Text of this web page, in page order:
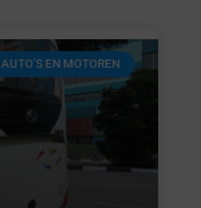
AUTO’S EN MOTOREN